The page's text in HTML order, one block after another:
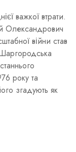
важкої втрати.
Олександрович
війни став
року та
згадують як